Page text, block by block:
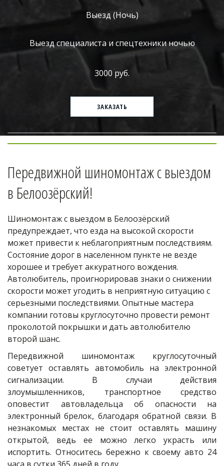
Выезд (Ночь)
Выезд специалиста и спецтехники ночью
3000 руб.
ЗАКАЗАТЬ
Передвижной шиномонтаж с выездом
в Белоозёрский!
Шиномонтаж с выездом в Белоозёрский
предупреждает, что езда на высокой скорости
может привести к неблагоприятным последствиям.
Состояние дорог в населенном пункте не везде
хорошее и требует аккуратного вождения.
Автолюбитель, проигнорировав знаки о снижении
скорости может угодить в неприятную ситуацию с
серьезными последствиями. Опытные мастера
компании готовы круглосуточно провести ремонт
проколотой покрышки и дать автолюбителю
второй шанс.
Передвижной шиномонтаж круглосуточный
советует оставлять автомобиль на электронной
сигнализации. В случаи действия
злоумышленников, транспортное средство
оповестит автовладельца об опасности на
электронный брелок, благодаря обратной связи. В
незнакомых местах не стоит оставлять машину
открытой, ведь ее можно легко украсть или
испортить. Относитесь бережно к своему авто 24